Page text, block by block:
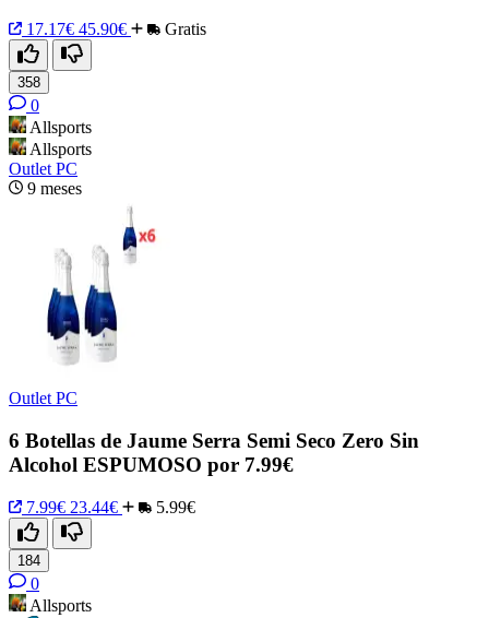
17.17€ 45.90€ Gratis
358
0
Allsports
Allsports
Outlet PC
9 meses
Outlet PC
6 Botellas de Jaume Serra Semi Seco Zero Sin
Alcohol ESPUMOSO por 7.99€
7.99€ 23.44€ 5.99€
184
0
Allsports